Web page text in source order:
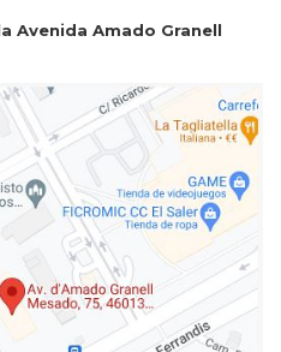
Avenida Amado Granell